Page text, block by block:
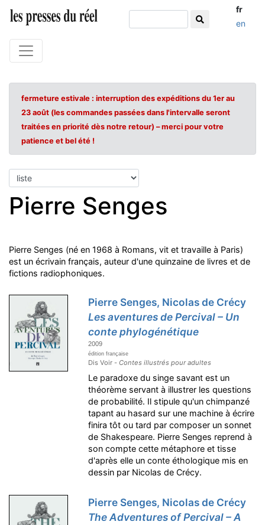
fr
en
fermeture estivale : interruption des expéditions du 1er au
23 août (les commandes passées dans l'intervalle seront
traitées en priorité dès notre retour) – merci pour votre
patience et bel été !
Pierre Senges
Pierre Senges (né en 1968 à Romans, vit et travaille à Paris)
est un écrivain français, auteur d'une quinzaine de livres et de
fictions radiophoniques.
Pierre Senges, Nicolas de Crécy
Les aventures de Percival – Un
conte phylogénétique
2009
édition française
Dis Voir -Contes illustrés pour adultes
Le paradoxe du singe savant est un
théorème servant à illustrer les questions
de probabilité. Il stipule qu'un chimpanzé
tapant au hasard sur une machine à écrire
finira tôt ou tard par composer un sonnet
de Shakespeare. Pierre Senges reprend à
son compte cette métaphore et tisse
d'après elle un conte éthologique mis en
dessin par Nicolas de Crécy.
Pierre Senges, Nicolas de Crécy
The Adventures of Percival – A